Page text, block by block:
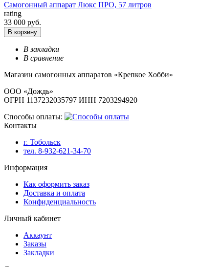
Самогонный аппарат Люкс ПРО, 57 литров
rating
33 000 руб.
В корзину
В закладки
В сравнение
Магазин самогонных аппаратов «Крепкое Хобби»
ООО «Дождь»
ОГРН 1137232035797 ИНН 7203294920
Способы оплаты:
Контакты
г. Тобольск
тел. 8-932-621-34-70
Информация
Как оформить заказ
Доставка и оплата
Конфиденциальность
Личный кабинет
Аккаунт
Заказы
Закладки